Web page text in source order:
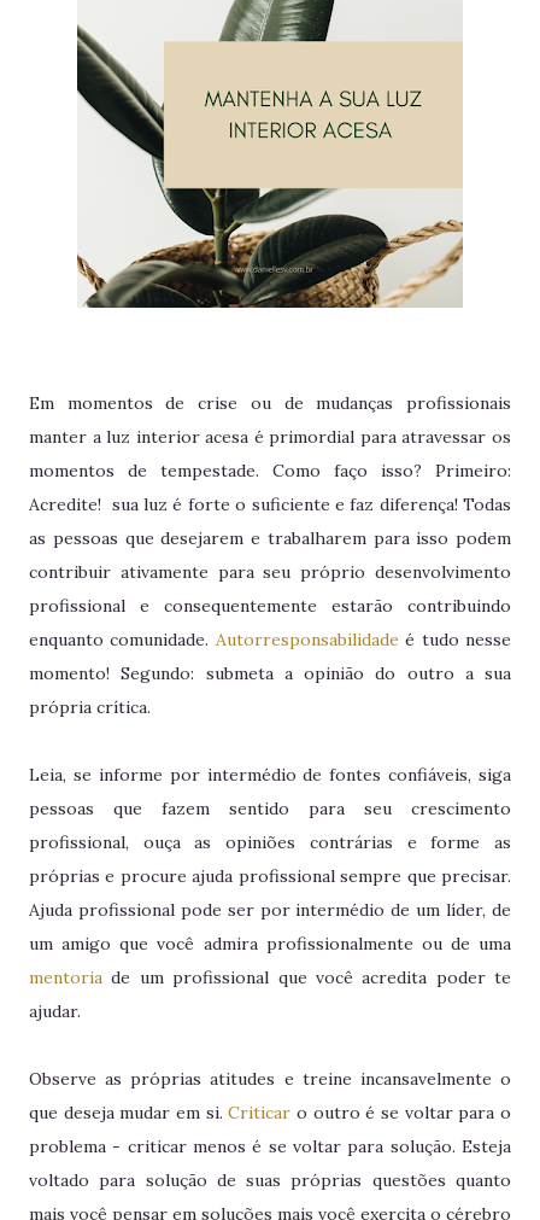
Em momentos de crise ou de mudanças profissionais
manter a luz interior acesa é primordial para atravessar os
momentos de tempestade. Como faço isso? Primeiro:
Acredite! sua luz é forte o suficiente e faz diferença! Todas
as pessoas que desejarem e trabalharem para isso podem
contribuir ativamente para seu próprio desenvolvimento
profissional e consequentemente estarão contribuindo
enquanto comunidade. Autorresponsabilidade é tudo nesse
momento! Segundo: submeta a opinião do outro a sua
própria crítica.
Leia, se informe por intermédio de fontes confiáveis, siga
pessoas que fazem sentido para seu crescimento
profissional, ouça as opiniões contrárias e forme as
próprias e procure ajuda profissional sempre que precisar.
Ajuda profissional pode ser por intermédio de um líder, de
um amigo que você admira profissionalmente ou de uma
mentoria de um profissional que você acredita poder te
ajudar.
Observe as próprias atitudes e treine incansavelmente o
que deseja mudar em si.Criticar o outro é se voltar para o
problema - criticar menos é se voltar para solução. Esteja
voltado para solução de suas próprias questões quanto
mais você pensar em soluções mais você exercita o cérebro